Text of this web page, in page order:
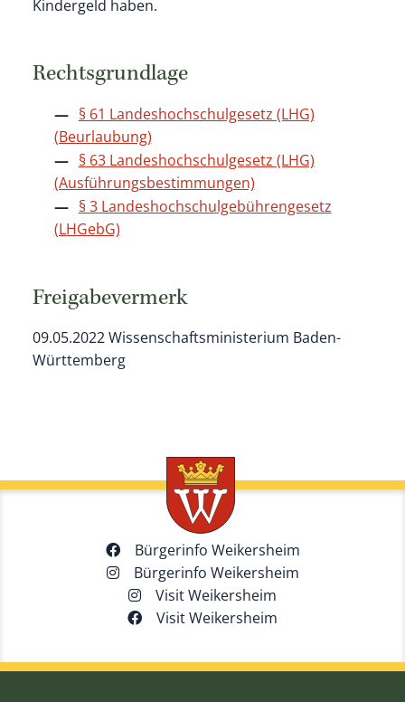
Kindergeld haben.
Rechtsgrundlage
§ 61 Landeshochschulgesetz (LHG)
(Beurlaubung)
§ 63 Landeshochschulgesetz (LHG)
(Ausführungsbestimmungen)
§ 3 Landeshochschulgebührengesetz
(LHGebG)
Freigabevermerk
09.05.2022 Wissenschaftsministerium Baden-
Württemberg
Bürgerinfo Weikersheim
Bürgerinfo Weikersheim
Visit Weikersheim
Visit Weikersheim